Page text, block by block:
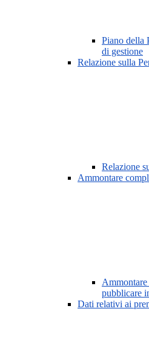
Piano della
di gestione
Relazione sulla
Relazione
Ammontare
pubblicare
Dati relativi ai